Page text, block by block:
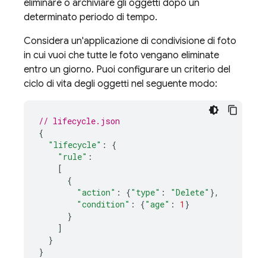
eliminare o archiviare gli oggetti dopo un
determinato periodo di tempo.
Considera un'applicazione di condivisione di foto
in cui vuoi che tutte le foto vengano eliminate
entro un giorno. Puoi configurare un criterio del
ciclo di vita degli oggetti nel seguente modo:
// lifecycle.json
{
"lifecycle" :
{
"rule" :
[
{
"action" : {"type" : "Delete" },
"condition" : {"age" : 1 }
}
]
}
}